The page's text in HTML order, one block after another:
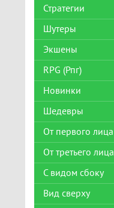
Стратегии
Шутеры
Экшены
RPG (Рпг)
Новинки
Шедевры
От первого лица
От третьего лица
С видом сбоку
Вид сверху